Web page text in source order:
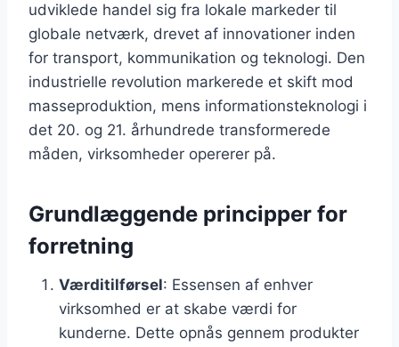
udviklede handel sig fra lokale markeder til
globale netværk, drevet af innovationer inden
for transport, kommunikation og teknologi. Den
industrielle revolution markerede et skift mod
masseproduktion, mens informationsteknologi i
det 20. og 21. århundrede transformerede
måden, virksomheder opererer på.
Grundlæggende principper for
forretning
Værditilførsel: Essensen af enhver
virksomhed er at skabe værdi for
kunderne. Dette opnås gennem produkter